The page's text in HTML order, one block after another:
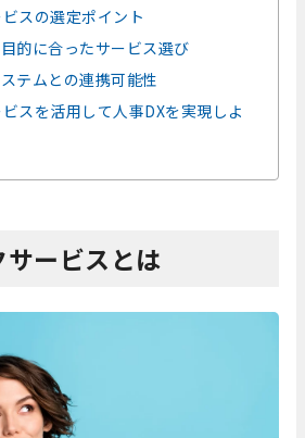
スの選定ポイント
的に合ったサービス選び
テムとの連携可能性
スを活用して人事DXを実現しよ
ービスとは